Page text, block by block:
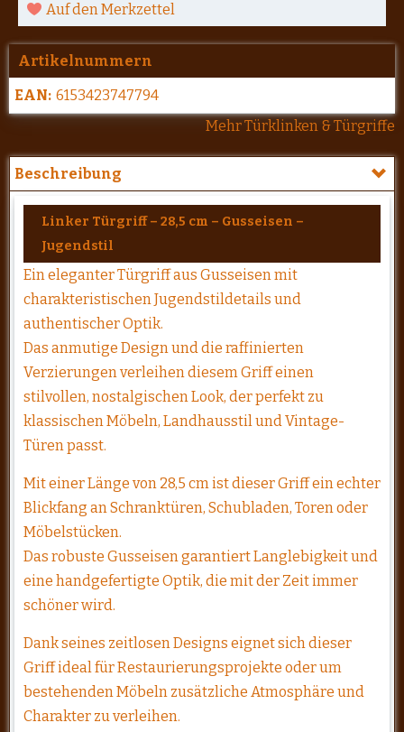
Auf den Merkzettel
Artikelnummern
EAN: 6153423747794
Mehr Türklinken & Türgriffe
Beschreibung
Linker Türgriff – 28,5 cm – Gusseisen –
Jugendstil
Ein eleganter Türgriff aus Gusseisen mit
charakteristischen Jugendstildetails und
authentischer Optik.
Das anmutige Design und die raffinierten
Verzierungen verleihen diesem Griff einen
stilvollen, nostalgischen Look, der perfekt zu
klassischen Möbeln, Landhausstil und Vintage-
Türen passt.
Mit einer Länge von 28,5 cm ist dieser Griff ein echter
Blickfang an Schranktüren, Schubladen, Toren oder
Möbelstücken.
Das robuste Gusseisen garantiert Langlebigkeit und
eine handgefertigte Optik, die mit der Zeit immer
schöner wird.
Dank seines zeitlosen Designs eignet sich dieser
Griff ideal für Restaurierungsprojekte oder um
bestehenden Möbeln zusätzliche Atmosphäre und
Charakter zu verleihen.